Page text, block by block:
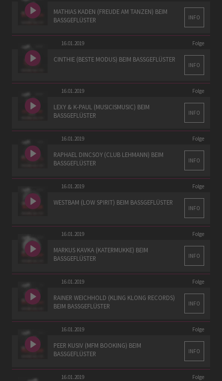
MATHIAS KADEN (FREUDE AM TANZEN) BEIM
BASSGEFLÜSTER
INFO
16.01.2019 Folge
CINTHIE (BESTE MODUS) BEIM BASSGEFLÜSTER
INFO
16.01.2019 Folge
LEXY & K-PAUL (MUSICISMUSIC) BEIM
BASSGEFLÜSTER
INFO
16.01.2019 Folge
RAPHAEL DINCSOY (CLUB LEHMANN) BEIM
BASSGEFLÜSTER
INFO
16.01.2019 Folge
WESTBAM (LOW SPIRIT) BEIM BASSGEFLÜSTER
INFO
16.01.2019 Folge
MARKUS KAVKA (KATERMUKKE) BEIM
BASSGEFLÜSTER
INFO
16.01.2019 Folge
RAINER WEICHHOLD (KLING KLONG RECORDS)
BEIM BASSGEFLÜSTER
INFO
16.01.2019 Folge
PEER KUSIV (MFM BOOKING) BEIM
BASSGEFLÜSTER
INFO
16.01.2019 Folge